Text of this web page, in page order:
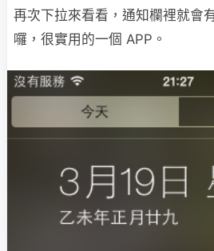
再次下拉來看看，通知欄裡就會
囉，很實用的一個 APP。